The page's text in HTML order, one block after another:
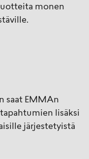
monen
saat EMMAn
lisäksi
järjestetyistä